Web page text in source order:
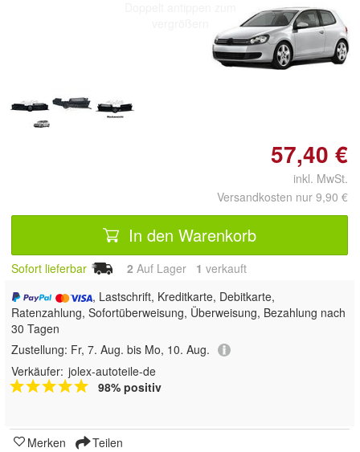
57,40 €
inkl. MwSt.
Versandkosten nur 9,90 €
In den Warenkorb
Sofort lieferbar 2 Auf Lager 1 verkauft
, Lastschrift, Kreditkarte, Debitkarte,
Ratenzahlung, Sofortüberweisung, Überweisung, Bezahlung nach
30 Tagen
Zustellung: Fr, 7. Aug. bis Mo, 10. Aug.
Verkäufer: jolex-autoteile-de
98% positiv
Merken Teilen